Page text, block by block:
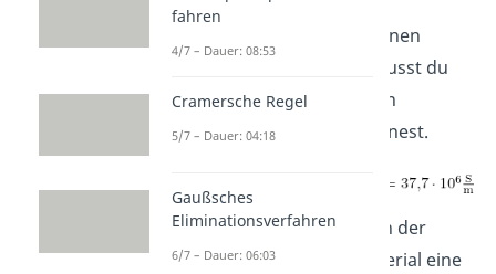
Nun kannst du die gegebenen
Werte einsetzten, dabei musst du
darauf achten, dass du den
Querschnitt in
umrechnest.
Zum Schluss schlägst du in der
Tabelle nach, welches Material eine
fahren
4/7 – Dauer: 08:53
Cramersche Regel
5/7 – Dauer: 04:18
Gaußsches
Eliminationsverfahren
6/7 – Dauer: 06:03